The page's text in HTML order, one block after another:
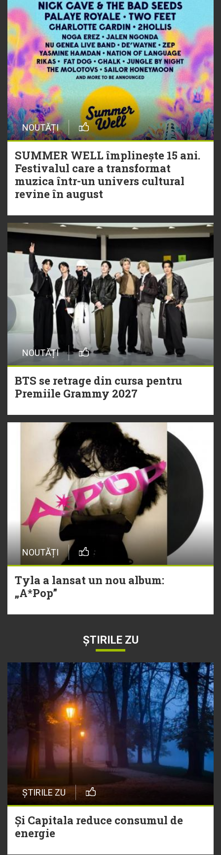
NOUTĂȚI
SUMMER WELL împlinește 15 ani.
Festivalul care a transformat
muzica într-un univers cultural
revine în august
NOUTĂȚI
BTS se retrage din cursa pentru
Premiile Grammy 2027
NOUTĂȚI
Tyla a lansat un nou album:
„A*Pop”
ȘTIRILE ZU
ȘTIRILE ZU
Și Capitala reduce consumul de
energie